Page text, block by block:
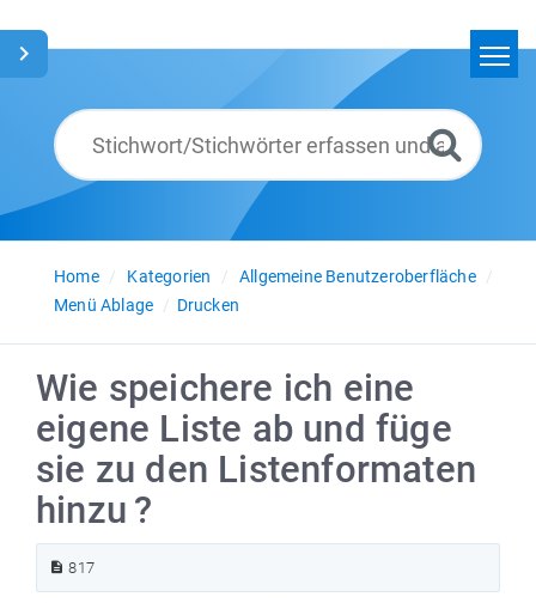
Glossar
Deutsch
Home
Kategorien
Allgemeine Benutzeroberfläche
Menü Ablage
Drucken
Wie speichere ich eine
eigene Liste ab und füge
sie zu den Listenformaten
hinzu ?
817